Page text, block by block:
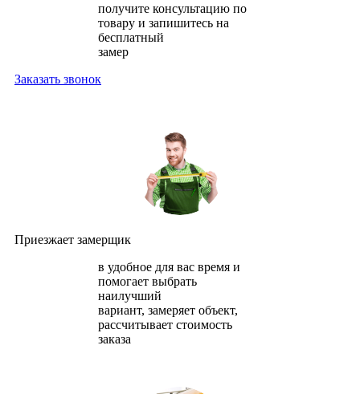
получите консультацию по
товару и запишитесь на
бесплатный
замер
Заказать звонок
Приезжает замерщик
в удобное для вас время и
помогает выбрать
наилучший
вариант, замеряет объект,
рассчитывает стоимость
заказа